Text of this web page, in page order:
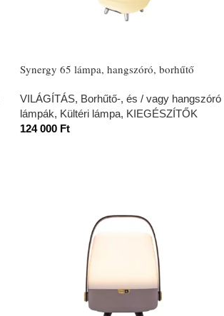
Synergy 65 lámpa, hangszóró, borhűtő
VILÁGÍTÁS, Borhűtő-, és / vagy hangszóró
lámpák, Kültéri lámpa, KIEGÉSZÍTŐK
124 000 Ft